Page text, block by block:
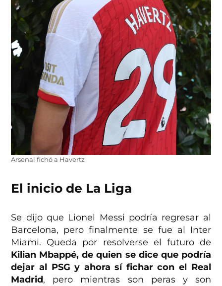
Arsenal fichó a Havertz
El inicio de La Liga
Se dijo que Lionel Messi podría regresar al
Barcelona, pero finalmente se fue al Inter
Miami. Queda por resolverse el futuro de
Kilian Mbappé, de quien se dice que podría
dejar al PSG y ahora sí fichar con el Real
Madrid, pero mientras son peras y son